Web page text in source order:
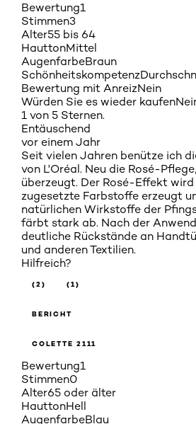
Bewertung1
Stimmen3
Alter55 bis 64
HauttonMittel
AugenfarbeBraun
Schönheitskompetenz
Bewertung mit AnreizNein
Würden Sie es wieder kaufen
1 von 5 Sternen.
Entäuschend
vor einem Jahr
Seit vielen Jahren benütze ich
von L'Oréal. Neu die Rosé-
überzeugt. Der Rosé-Effekt
zugesetzte Farbstoffe erzeugt
natürlichen Wirkstoffe der
färbt stark ab. Nach der
deutliche Rückstände an
und anderen Textilien.
Hilfreich?
(2) (1)
BERICHT
COLETTE 2111
Bewertung1
Stimmen0
Alter65 oder älter
HauttonHell
AugenfarbeBlau